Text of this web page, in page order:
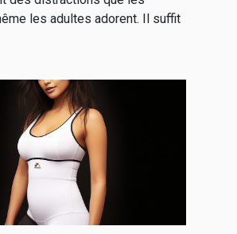
les adultes adorent. Il suffit